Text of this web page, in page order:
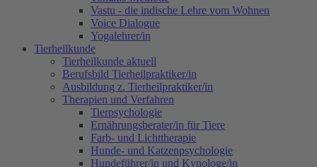
Vastu - die indische Lehre vom Wohnen
Voice Dialogue
Yogalehrer/in
Tierheilkunde
Tierheilkunde aktuell
Berufsbild Tierheilpraktiker/in
Ausbildung z. Tierheilpraktiker/in
Therapien und Verfahren
Tierpsychologie
Ernährungsberater/in für Tiere
Farb- und Lichttherapie
Hunde- und Katzenpsychologie
Hundeführer/in und Kynologe/in